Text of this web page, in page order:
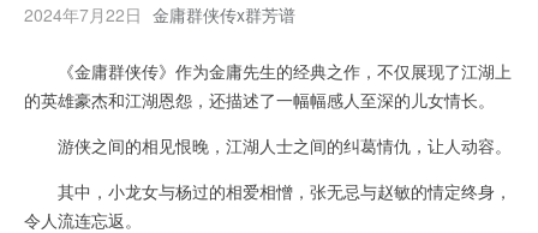
2024年7月22日 金庸群侠传x群芳谱
《金庸群侠传》作为金庸先生的经典之作，不仅展现了江湖上
的英雄豪杰和江湖恩怨，还描述了一幅幅感人至深的儿女情长。
游侠之间的相见恨晚，江湖人士之间的纠葛情仇，让人动容。
其中，小龙女与杨过的相爱相憎，张无忌与赵敏的情定终身，
令人流连忘返。